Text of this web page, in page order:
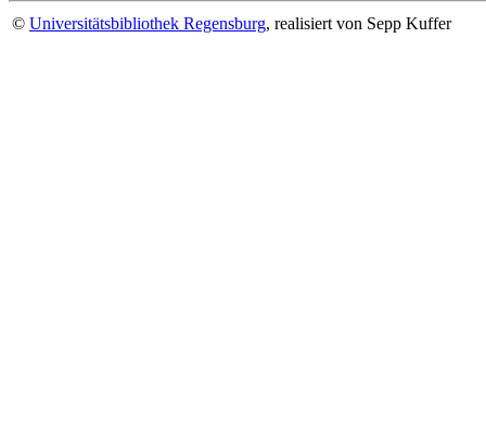
© Universitätsbibliothek Regensburg, realisiert von Sepp Kuffer